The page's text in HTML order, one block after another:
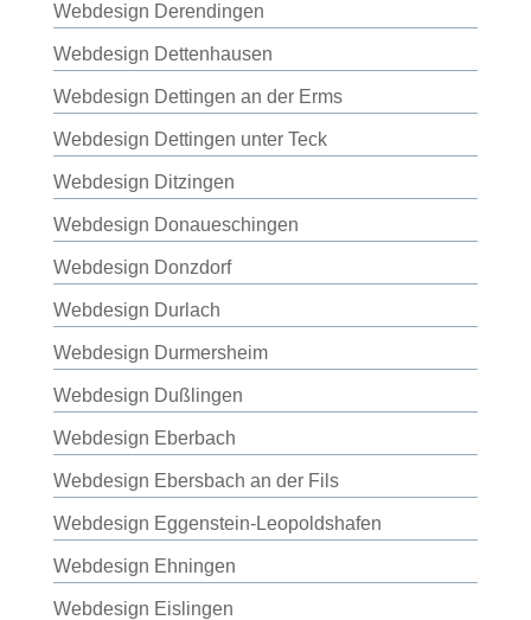
Webdesign Derendingen
Webdesign Dettenhausen
Webdesign Dettingen an der Erms
Webdesign Dettingen unter Teck
Webdesign Ditzingen
Webdesign Donaueschingen
Webdesign Donzdorf
Webdesign Durlach
Webdesign Durmersheim
Webdesign Dußlingen
Webdesign Eberbach
Webdesign Ebersbach an der Fils
Webdesign Eggenstein-Leopoldshafen
Webdesign Ehningen
Webdesign Eislingen